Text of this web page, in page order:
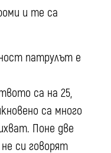
и те са
патрулът е
са на 25,
са много
Поне две
си говорят